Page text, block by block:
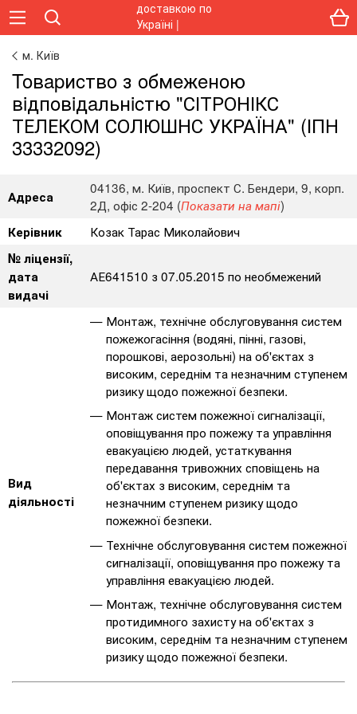
м. Київ
Toвapиcтвo з oбмeжeнoю
вiдпoвiдaльнicтю "СІТРОНІКС
ТЕЛЕКОМ СОЛЮШНС УКРАЇНА" (ІПН
33332092)
Адреса
04136, м. Київ, проспект С. Бендери, 9, корп.
2Д, офіс 2-204 (Показати на мапі)
Керівник
Козак Тарас Миколайович
№ ліцензії,
дата
видачі
АЕ641510 з 07.05.2015 по необмежений
Вид
діяльності
Монтаж, технічне обслуговування систем
пожежогасіння (водяні, пінні, газові,
порошкові, аерозольні) на об'єктах з
високим, середнім та незначним ступенем
ризику щодо пожежної безпеки.
Монтаж систем пожежної сигналізації,
оповіщування про пожежу та управління
евакуацією людей, устаткування
передавання тривожних сповіщень на
об'єктах з високим, середнім та
незначним ступенем ризику щодо
пожежної безпеки.
Технічне обслуговування систем пожежної
сигналізації, оповіщування про пожежу та
управління евакуацією людей.
Монтаж, технічне обслуговування систем
протидимного захисту на об'єктах з
високим, середнім та незначним ступенем
ризику щодо пожежної безпеки.